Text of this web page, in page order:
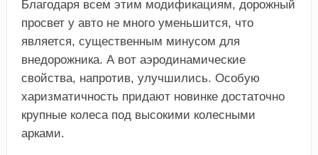
Благодаря всем этим модификациям, дорожный
просвет у авто не много уменьшится, что
является, существенным минусом для
внедорожника. А вот аэродинамические
свойства, напротив, улучшились. Особую
харизматичность придают новинке достаточно
крупные колеса под высокими колесными
арками.